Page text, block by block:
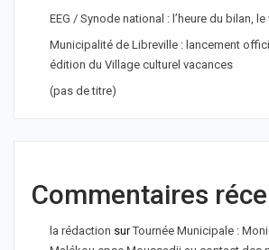
EEG / Synode national : l’heure du bilan,
Municipalité de Libreville : lancement
édition du Village culturel vacances
(pas de titre)
Commentaires
la rédaction surTournée Municipale :